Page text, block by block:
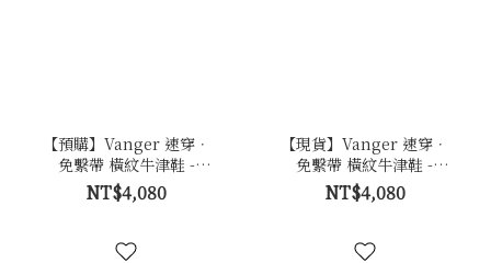
【預購】Vanger 速穿．
免繫帶 橫紋牛津鞋 -
Va301黑
NT$4,080
【現貨】Vanger 速穿．
免繫帶 橫紋牛津鞋 -
Va301黑
NT$4,080